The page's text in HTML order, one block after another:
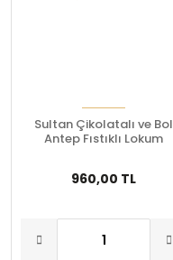
Sultan Çikolatalı ve Bol
Antep Fıstıklı Lokum
960,00 TL